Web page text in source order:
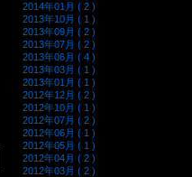
2014年01月 ( 2 )
2013年10月 ( 1 )
2013年09月 ( 2 )
2013年07月 ( 2 )
2013年06月 ( 4 )
2013年03月 ( 1 )
2013年01月 ( 1 )
2012年12月 ( 2 )
2012年10月 ( 1 )
2012年07月 ( 2 )
2012年06月 ( 1 )
2012年05月 ( 1 )
2012年04月 ( 2 )
2012年03月 ( 2 )